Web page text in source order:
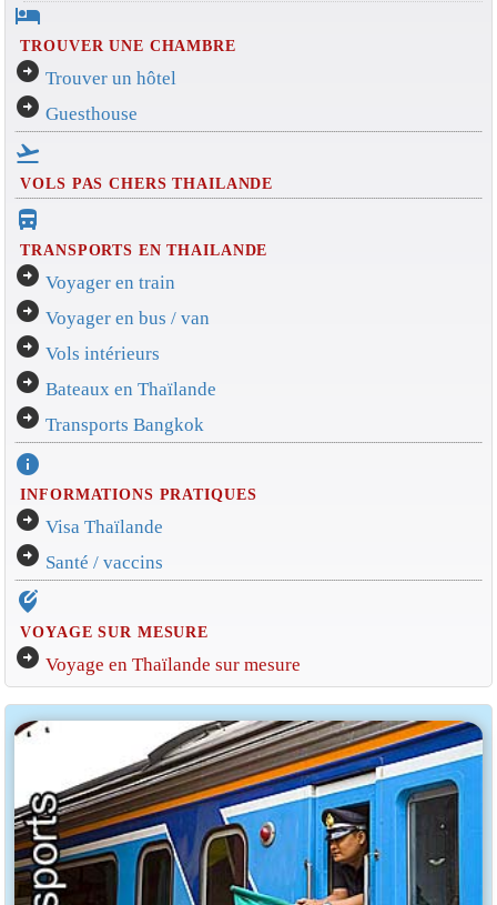
hotel
TROUVER UNE CHAMBRE
arrow_circle_right Trouver un hôtel
arrow_circle_right Guesthouse
flight_takeoff
VOLS PAS CHERS THAILANDE
directions_bus_filled
TRANSPORTS EN THAILANDE
arrow_circle_right Voyager en train
arrow_circle_right Voyager en bus / van
arrow_circle_right Vols intérieurs
arrow_circle_right Bateaux en Thaïlande
arrow_circle_right Transports Bangkok
info
INFORMATIONS PRATIQUES
arrow_circle_right Visa Thaïlande
arrow_circle_right Santé / vaccins
edit_location_alt
VOYAGE SUR MESURE
arrow_circle_right Voyage en Thaïlande sur mesure